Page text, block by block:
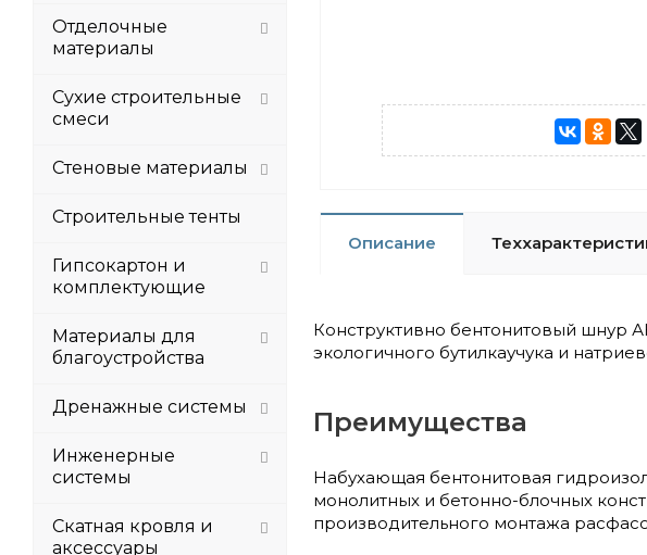
Описание
Конструктивно бентонитовый шнур
экологичного бутилкаучука и
Преимущества
Набухающая бентонитовая
монолитных и бетонно-блочных
производительного монтажа
Отделочные
материалы
Сухие строительные
смеси
Стеновые материалы
Строительные тенты
Гипсокартон и
комплектующие
Материалы для
благоустройства
Дренажные системы
Инженерные
системы
Скатная кровля и
аксессуары